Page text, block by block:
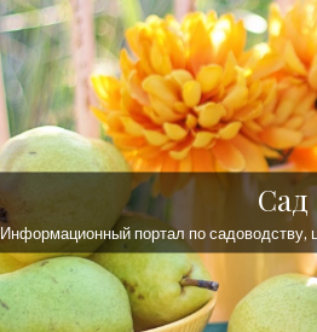
Сад
Информационный портал по садоводству,